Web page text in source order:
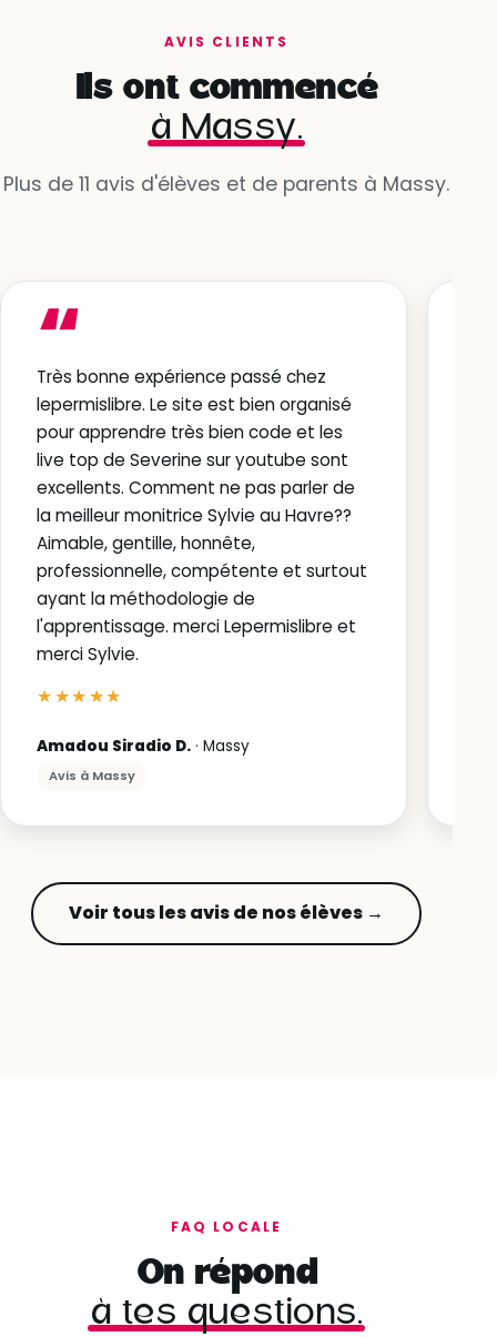
AVIS CLIENTS
Ils ont commencé
à Massy.
Plus de 11 avis d'élèves et de parents à Massy.
“
Très bonne expérience passé chez
lepermislibre. Le site est bien organisé
pour apprendre très bien code et les
live top de Severine sur youtube sont
excellents. Comment ne pas parler de
la meilleur monitrice Sylvie au Havre??
Aimable, gentille, honnête,
professionnelle, compétente et surtout
ayant la méthodologie de
l'apprentissage. merci Lepermislibre et
merci Sylvie.
★★★★★
Amadou Siradio D. · Massy
Avis à Massy
Voir tous les avis de nos élèves →
FAQ LOCALE
On répond
à tes questions.